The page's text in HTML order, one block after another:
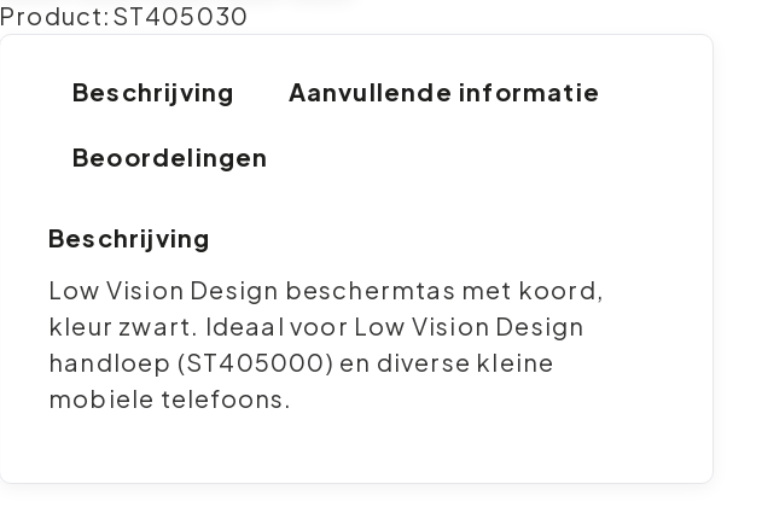
Product:ST405030
Beschrijving Aanvullende informatie
Beoordelingen
Beschrijving
Low Vision Design beschermtas met koord,
kleur zwart. Ideaal voor Low Vision Design
handloep (ST405000) en diverse kleine
mobiele telefoons.